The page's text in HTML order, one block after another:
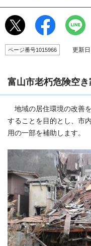
ページ番号1015966 更新日
富山市老朽危険空
地域の居住環境の改善
することを目的とし、市
用の一部を補助します。